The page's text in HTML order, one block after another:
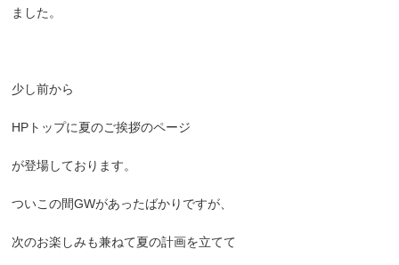
ました。
少し前から
HPトップに夏のご挨拶のページ
が登場しております。
ついこの間GWがあったばかりですが、
次のお楽しみも兼ねて夏の計画を立てて